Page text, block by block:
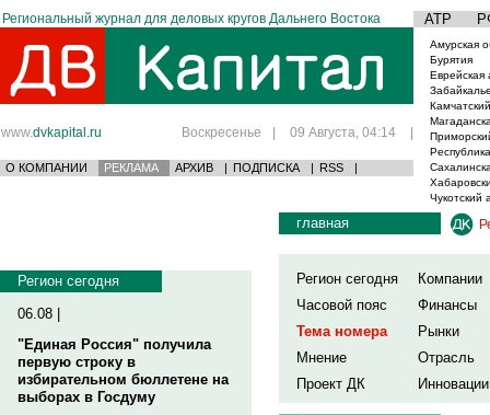
Региональный журнал для деловых кругов Дальнего Востока АТР
www.dvkapital.ru Воскресенье | 09 Августа, 04:14 |
О КОМПАНИИ РЕКЛАМА АРХИВ | ПОДПИСКА | RSS |
Амурская
Бурятия
Еврейская
Чукотский
Регион сегодня
06.08 |
"Единая Россия" получила
первую строку в
избирательном бюллетене на
выборах в Госдуму
главная
Регион сегодня
Компании
Часовой пояс
Финансы
Тема номера
Рынки
Мнение
Отрасль
Проект ДК
Инновации